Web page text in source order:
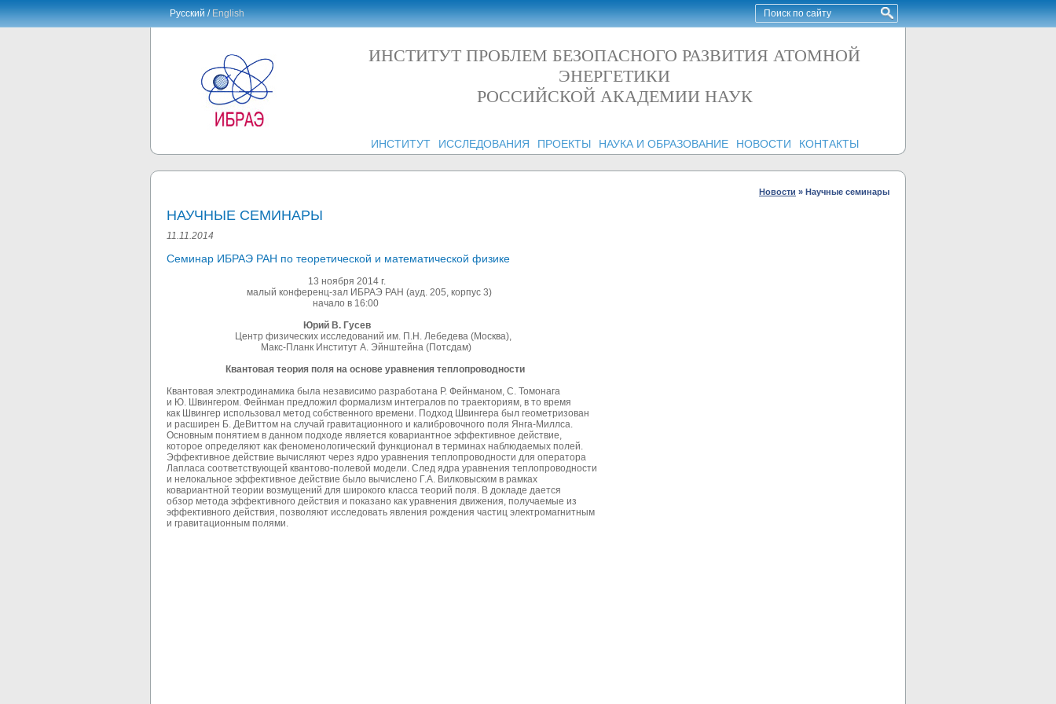
Русский /English
ИНСТИТУТ ПРОБЛЕМ БЕЗОПАСНОГО РАЗВИТИЯ АТОМНОЙ
ЭНЕРГЕТИКИ
РОССИЙСКОЙ АКАДЕМИИ НАУК
ИНСТИТУТ ИССЛЕДОВАНИЯ ПРОЕКТЫ НАУКА И ОБРАЗОВАНИЕ НОВОСТИ КОНТАКТЫ
Новости » Научные семинары
НАУЧНЫЕ СЕМИНАРЫ
11.11.2014
Семинар ИБРАЭ РАН по теоретической и математической физике
13 ноября 2014 г.
малый конференц-зал ИБРАЭ РАН (ауд. 205, корпус 3)
начало в 16:00
Юрий В. Гусев
Центр физических исследований им. П.Н. Лебедева (Москва),
Макс-Планк Институт А. Эйнштейна (Потсдам)
Квантовая теория поля на основе уравнения теплопроводности
Квантовая электродинамика была независимо разработана Р. Фейнманом, С. Томонага
и Ю. Швингером. Фейнман предложил формализм интегралов по траекториям, в то время
как Швингер использовал метод собственного времени. Подход Швингера был геометризован
и расширен Б. ДеВиттом на случай гравитационного и калибровочного поля Янга-Миллса.
Основным понятием в данном подходе является ковариантное эффективное действие,
которое определяют как феноменологический функционал в терминах наблюдаемых полей.
Эффективное действие вычисляют через ядро уравнения теплопроводности для оператора
Лапласа соответствующей квантово-полевой модели. След ядра уравнения теплопроводности
и нелокальное эффективное действие было вычислено Г.А. Вилковыским в рамках
ковариантной теории возмущений для широкого класса теорий поля. В докладе дается
обзор метода эффективного действия и показано как уравнения движения, получаемые из
эффективного действия, позволяют исследовать явления рождения частиц электромагнитным
и гравитационным полями.